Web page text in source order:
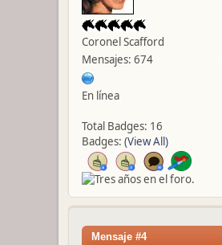
Coronel Scafford
Mensajes: 674
En línea
Total Badges: 16
Badges: (View All)
Mensaje #4